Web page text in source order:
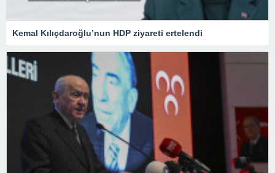
Kemal Kılıçdaroğlu’nun HDP ziyareti ertelendi